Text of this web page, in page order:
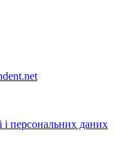
і персональних даних